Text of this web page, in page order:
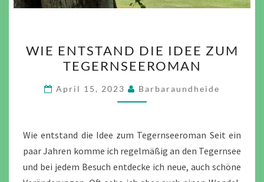
ENTSTAND
DIE
IDEE
ZUM
WIE ENTSTAND DIE IDEE ZUM
TEGERNSEEROMAN
April 15, 2023 Barbaraundheide
Wie entstand die Idee zum Tegernseeroman Seit ein
paar Jahren komme ich regelmäßig an den Tegernsee
und bei jedem Besuch entdecke ich neue, auch schöne